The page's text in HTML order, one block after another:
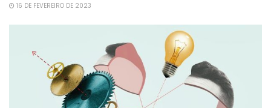
16 DE FEVEREIRO DE 2023